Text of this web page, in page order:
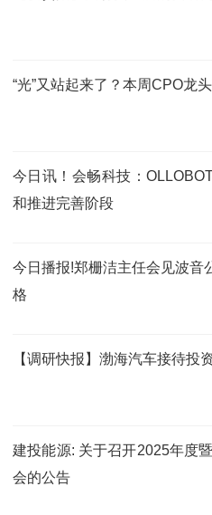
“光”又站起来了？本周CPO龙
今日讯！会畅科技：
和推进完善阶段
今日播报!郑栅洁主任会见波音
格
【调研快报】渤海汽车接待投
建投能源: 关于召开2025年度
会的公告